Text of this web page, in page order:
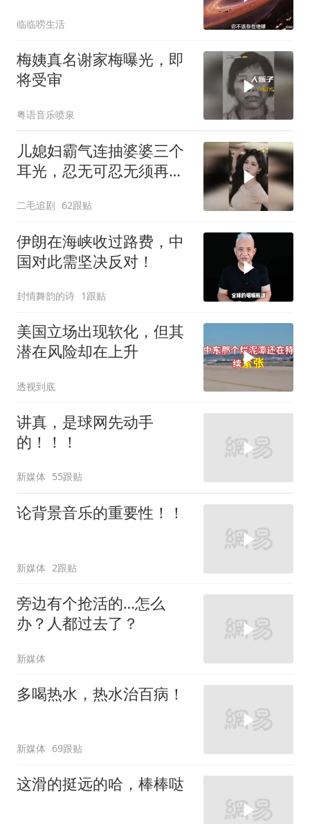
临临唠生活
梅姨真名谢家梅曝光，即
将受审
粤语音乐喷泉
儿媳妇霸气连抽婆婆三个
耳光，忍无可忍无须再
二毛追剧 62跟贴
伊朗在海峡收过路费，中
国对此需坚决反对！
封情舞韵的诗 1跟贴
美国立场出现软化，但其
潜在风险却在上升
透视到底
讲真，是球网先动手
的！！！
新媒体 55跟贴
论背景音乐的重要性！！
新媒体 2跟贴
旁边有个抢活的…怎么
办？人都过去了？
新媒体
多喝热水，热水治百病！
新媒体 69跟贴
这滑的挺远的哈，棒棒哒